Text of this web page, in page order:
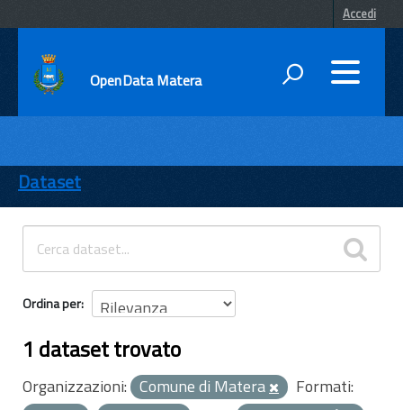
Accedi
OpenData Matera
ENTI
TEMI
INFORMAZIONI
Dataset
Ordina per
1 dataset trovato
Organizzazioni: Comune di Matera
Formati: